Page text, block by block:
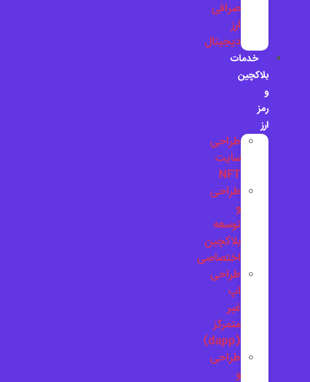
صرافی
ارز
دیجیتال
خدمات
بلاکچین
رمز
ارز
طراحی
سایت
NFT
طراحی
توسعه
بلاکچین
اختصاصی
طراحی
اپ
غیر
متمرکز
طراحی